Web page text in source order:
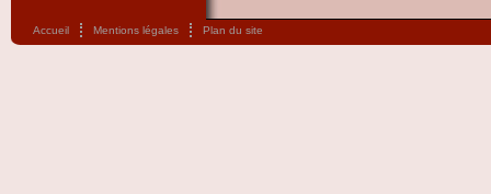
Accueil Mentions légales Plan du site